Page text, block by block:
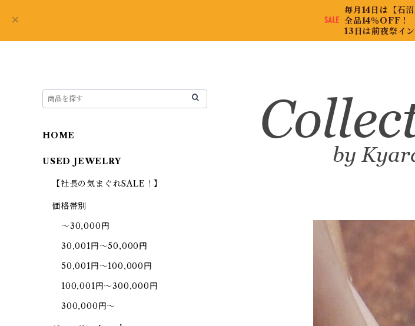
毎月14日は【石沼
全品14％OFF！
13日は前夜祭イ
HOME
USED JEWELRY
【社長の気まぐれSALE！】
価格帯別
～30,000円
30,001円～50,000円
50,001円～100,000円
100,001円～300,000円
300,000円～